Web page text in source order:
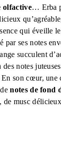
olfactive… Erba
qui éveille
par ses notes
succulent
notes
son cœur, une
denotes de fond
de musc